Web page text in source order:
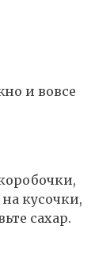
и вовсе
кусочки,
сахар.